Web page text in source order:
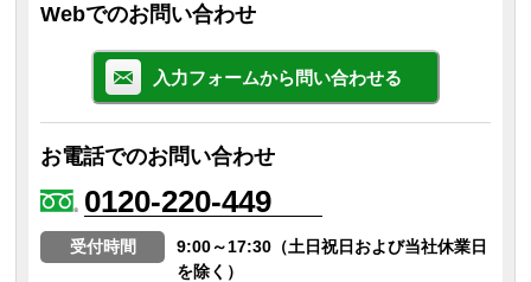
Webでのお問い合わせ
入力フォームから問い合わせる
お電話でのお問い合わせ
0120-220-449
受付時間
9:00～17:30（土日祝日および当社休業日
を除く）